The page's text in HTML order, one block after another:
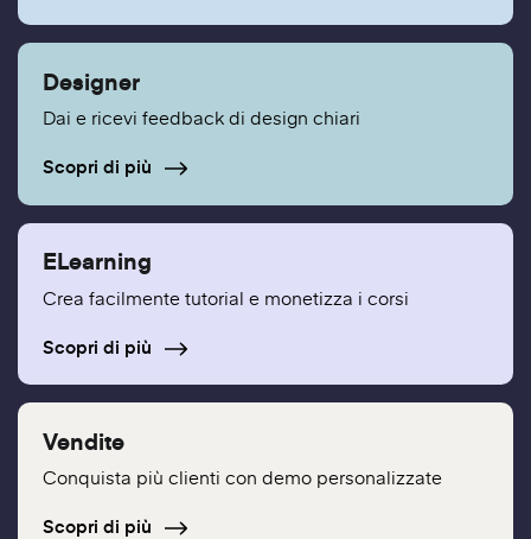
Designer
Dai e ricevi feedback di design chiari
Scopri di più
ELearning
Crea facilmente tutorial e monetizza i corsi
Scopri di più
Vendite
Conquista più clienti con demo personalizzate
Scopri di più